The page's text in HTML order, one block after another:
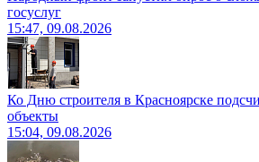
госуслуг
15:47, 09.08.2026
Ко Дню строителя в Красноярске
объекты
15:04, 09.08.2026